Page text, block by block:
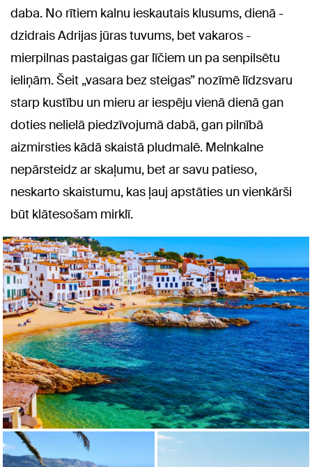
daba. No rītiem kalnu ieskautais klusums, dienā -
dzidrais Adrijas jūras tuvums, bet vakaros -
mierpilnas pastaigas gar līčiem un pa senpilsētu
ieliņām. Šeit „vasara bez steigas” nozīmē līdzsvaru
starp kustību un mieru ar iespēju vienā dienā gan
doties nelielā piedzīvojumā dabā, gan pilnībā
aizmirsties kādā skaistā pludmalē. Melnkalne
nepārsteidz ar skaļumu, bet ar savu patieso,
neskarto skaistumu, kas ļauj apstāties un vienkārši
būt klātesošam mirklī.